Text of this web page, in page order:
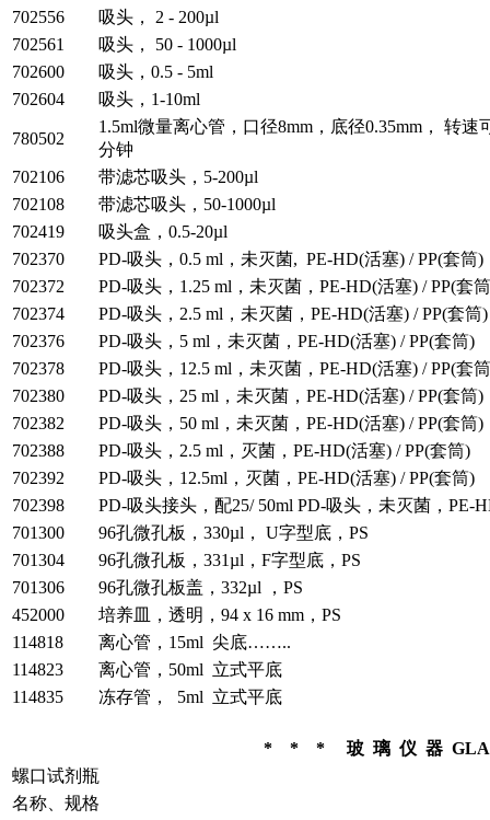
702556
吸头， 2 - 200µl
702561
吸头， 50 - 1000µl
702600
吸头，0.5 - 5ml
702604
吸头，1-10ml
780502
1.5ml微量离心管，口径8mm，底径0.35mm， 转速
分钟
702106
带滤芯吸头，5-200µl
702108
带滤芯吸头，50-1000µl
702419
吸头盒，0.5-20µl
702370
PD-吸头，0.5 ml，未灭菌, PE-HD(活塞) / PP(套筒)
702372
PD-吸头，1.25 ml，未灭菌，PE-HD(活塞) / PP(套
702374
PD-吸头，2.5 ml，未灭菌，PE-HD(活塞) / PP(套筒)
702376
PD-吸头，5 ml，未灭菌，PE-HD(活塞) / PP(套筒)
702378
PD-吸头，12.5 ml，未灭菌，PE-HD(活塞) / PP(套
702380
PD-吸头，25 ml，未灭菌，PE-HD(活塞) / PP(套筒)
702382
PD-吸头，50 ml，未灭菌，PE-HD(活塞) / PP(套筒)
702388
PD-吸头，2.5 ml，灭菌，PE-HD(活塞) / PP(套筒)
702392
PD-吸头，12.5ml，灭菌，PE-HD(活塞) / PP(套筒)
702398
PD-吸头接头，配25/ 50ml PD-吸头，未灭菌，PE-
701300
96孔微孔板，330µl， U字型底，PS
701304
96孔微孔板，331µl，F字型底，PS
701306
96孔微孔板盖，332µl ，PS
452000
培养皿，透明，94 x 16 mm，PS
114818
离心管，15ml 尖底……..
114823
离心管，50ml 立式平底
114835
冻存管， 5ml 立式平底
* * * 玻 璃 仪 器
螺口试剂瓶
名称、规格